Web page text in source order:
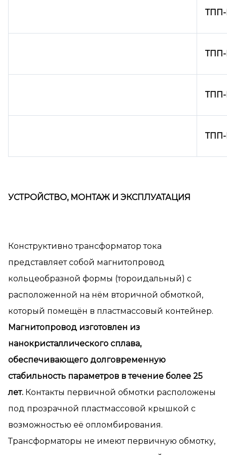
ТПП-
ТПП-
ТПП-
ТПП-
УСТРОЙСТВО, МОНТАЖ И ЭКСПЛУАТАЦИЯ
Конструктивно трансформатор тока
представляет собой магнитопровод
кольцеобразной формы (тороидальный) с
расположенной на нём вторичной обмоткой,
который помещён в пластмассовый контейнер.
Магнитопровод изготовлен из
нанокристаллического сплава,
обеспечивающего долговременную
стабильность параметров в течение более 25
лет. Контакты первичной обмотки расположены
под прозрачной пластмассовой крышкой с
возможностью её опломбирования.
Трансформаторы не имеют первичную обмотку,